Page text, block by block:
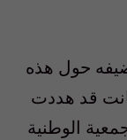
حول هذه
كانت قد هددت
الوطنية